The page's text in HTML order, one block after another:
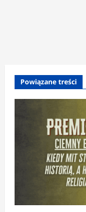
Powiązane treści